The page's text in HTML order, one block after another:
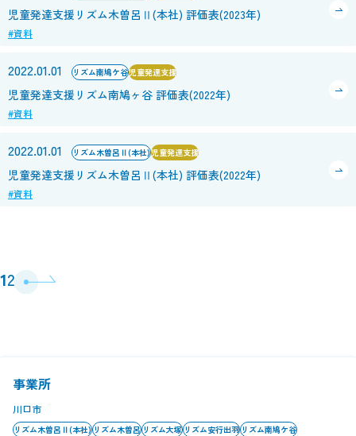
児童発達支援リズム木曽呂Ⅱ(本社) 評価表(2023年)
#資料
2022.01.01 リズム南鳩ケ谷児童発達支援
児童発達支援リズム南鳩ヶ谷 評価表(2022年)
#資料
2022.01.01 リズム木曽呂Ⅱ(本社)児童発達支援
児童発達支援リズム木曽呂Ⅱ(本社) 評価表(2022年)
#資料
投
稿
12
事業所
川口市
リズム木曽呂Ⅱ(本社)リズム木曽呂リズム大塚リズム安行出羽リズム南鳩ケ谷